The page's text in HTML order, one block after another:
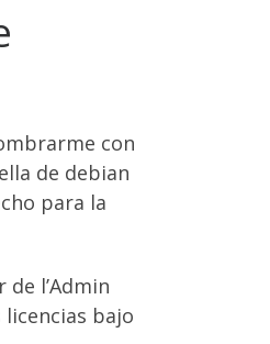
con
de debian
para la
l’Admin
bajo